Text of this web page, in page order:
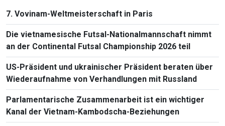
7. Vovinam-Weltmeisterschaft in Paris
Die vietnamesische Futsal-Nationalmannschaft nimmt
an der Continental Futsal Championship 2026 teil
US-Präsident und ukrainischer Präsident beraten über
Wiederaufnahme von Verhandlungen mit Russland
Parlamentarische Zusammenarbeit ist ein wichtiger
Kanal der Vietnam-Kambodscha-Beziehungen